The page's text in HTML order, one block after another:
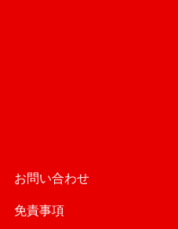
お問い合わせ
免責事項